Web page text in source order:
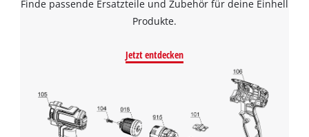
Finde passende Ersatzteile und Zubehör für deine Einhell
Produkte.
Jetzt entdecken